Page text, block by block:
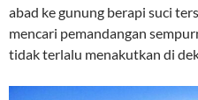
abad ke gunung berapi suci
mencari pemandangan
tidak terlalu menakutkan di